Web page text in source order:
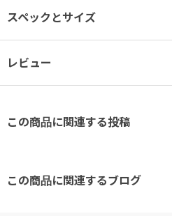
カラーによって異なる質感が楽しめま
● 日常使いにうれしい収納力
い仕様。
スペックとサイズ
レビュー
この商品に関連する投稿
この商品に関連するブログ